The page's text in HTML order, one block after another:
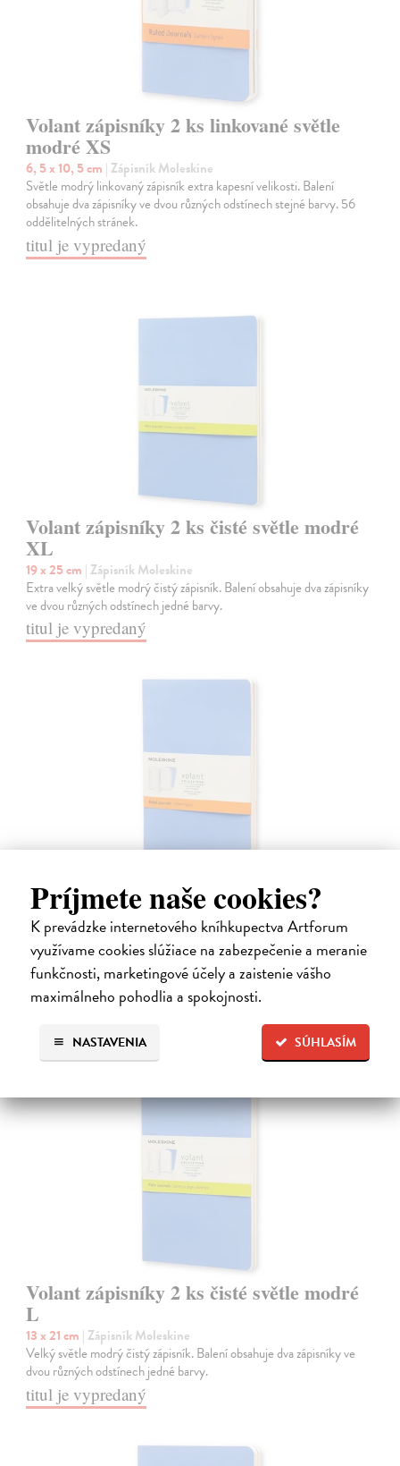
Príjmete naše cookies?
K prevádzke internetového kníhkupectva Artforum
využívame cookies slúžiace na zabezpečenie a meranie
funkčnosti, marketingové účely a zaistenie vášho
maximálneho pohodlia a spokojnosti.
SÚHLASÍM
NASTAVENIA
Volant zápisníky 2 ks linkované světle
modré XS
6, 5 x 10, 5 cm | Zápisník Moleskine
Světle modrý linkovaný zápisník extra kapesní velikosti. Balení
obsahuje dva zápisníky ve dvou různých odstínech stejné barvy. 56
oddělitelných stránek.
titul je vypredaný
Volant zápisníky 2 ks čisté světle modré
XL
19 x 25 cm | Zápisník Moleskine
Extra velký světle modrý čistý zápisník. Balení obsahuje dva zápisníky
ve dvou různých odstínech jedné barvy.
titul je vypredaný
Volant zápisníky 2 ks linkované světle
modré L
13 x 21 cm| Zápisník Moleskine
Velký světle modrý linkovaný zápisník. Balení obsahuje dva zápisníky
ve dvou různých odstínech jedné barvy.
titul je vypredaný
Volant zápisníky 2 ks čisté světle modré
L
13 x 21 cm | Zápisník Moleskine
Velký světle modrý čistý zápisník. Balení obsahuje dva zápisníky ve
dvou různých odstínech jedné barvy.
titul je vypredaný